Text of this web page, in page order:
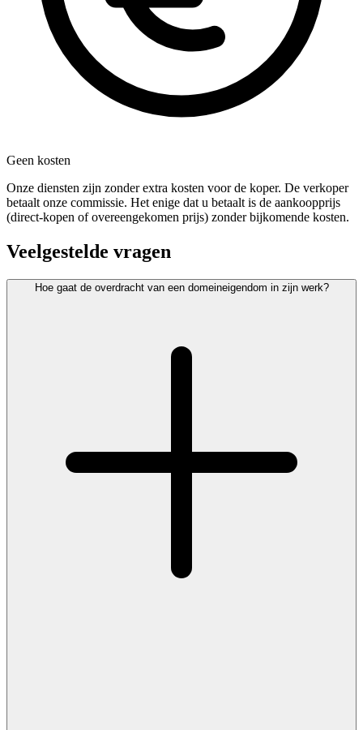
Geen kosten
Onze diensten zijn zonder extra kosten voor de koper. De verkoper
betaalt onze commissie. Het enige dat u betaalt is de aankoopprijs
(direct-kopen of overeengekomen prijs) zonder bijkomende kosten.
Veelgestelde vragen
Hoe gaat de overdracht van een domeineigendom in zijn werk?